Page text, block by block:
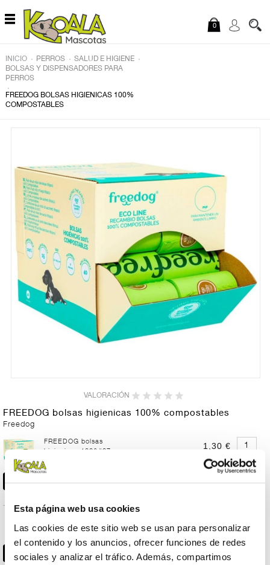
Esta página web usa cookies
Las cookies de este sitio web se usan para personalizar
el contenido y los anuncios, ofrecer funciones de redes
sociales y analizar el tráfico. Además, compartimos
Saltar al contenido
0
INICIO . PERROS . SALUD E HIGIENE .
BOLSAS Y DISPENSADORES PARA
PERROS
.
FREEDOG BOLSAS HIGIENICAS 100%
COMPOSTABLES
VALORACIÓN
FREEDOG bolsas higienicas 100% compostables
Freedog
FREEDOG bolsas
higienicas 100&#37;
1,30 €
FREEDOG bolsas
higienicas 100&#37;
compostables 4x15ud